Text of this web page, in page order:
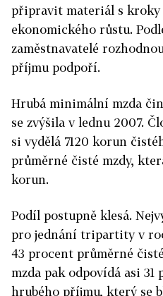
připravit materiál s kroky
ekonomického růstu.
zaměstnavatelé
příjmu podpoří.
Hrubá minimální mzda
se zvýšila v lednu 2007.
si vydělá 7120 korun
průměrné čisté mzdy,
korun.
Podíl postupně klesá.
pro jednání tripartity v
43 procent průměrné
mzda pak odpovídá asi
hrubého příjmu, který se